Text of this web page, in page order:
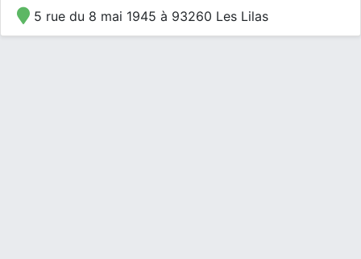
5 rue du 8 mai 1945 à 93260 Les Lilas